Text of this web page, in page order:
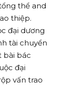
thể and
thiệp.
đại dương
tài chuyển
bài bác
đại
vấn trao